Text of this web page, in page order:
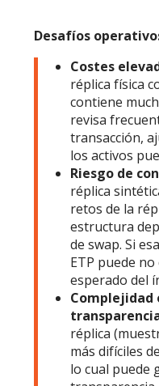
Desafíos
Costes
réplica física
contiene
revisa
transacción,
los activos
Riesgo de
réplica
retos de la
estructura
de swap. Si
ETP puede
esperado del
Complejidad
réplica
más difíciles
lo cual puede